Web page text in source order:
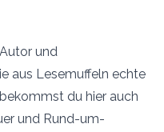
und
aus Lesemuffeln echte
du hier auch
und Rund-um-